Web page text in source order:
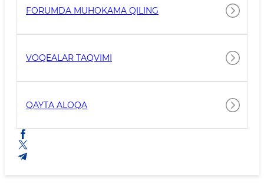
FORUMDA MUHOKAMA QILING
VOQEALAR TAQVIMI
QAYTA ALOQA